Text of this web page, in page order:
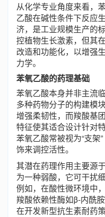
从化学专业角度来看，
乙酸在碱性条件下反应
济，是工业规模生产的
控植物生长激素，但其
改造和功能化，以增强
力学。
苯氧乙酸的药理基础
苯氧乙酸本身并非主流
多种药物分子的构建模
增强柔韧性，而羧酸基
特征使其适合设计针对
苯氧乙酸常被视为“支架
饰来调控活性。
其潜在药理作用主要源
为一种弱酸，它可干扰
例如，在酸性微环境中
羧酸依赖性酶如β-内酰
在开发新型抗生素耐药